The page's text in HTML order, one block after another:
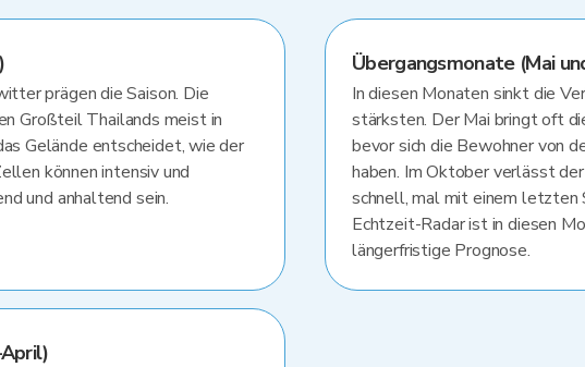
prägen die Saison. Die
Großteil Thailands meist in
Gelände entscheidet, wie der
können intensiv und
und anhaltend sein.
Übergangsmonate (Mai
In diesen Monaten sinkt die
stärksten. Der Mai bringt oft
bevor sich die Bewohner von
haben. Im Oktober verlässt
schnell, mal mit einem letzten
Echtzeit-Radar ist in diesen
längerfristige Prognose.